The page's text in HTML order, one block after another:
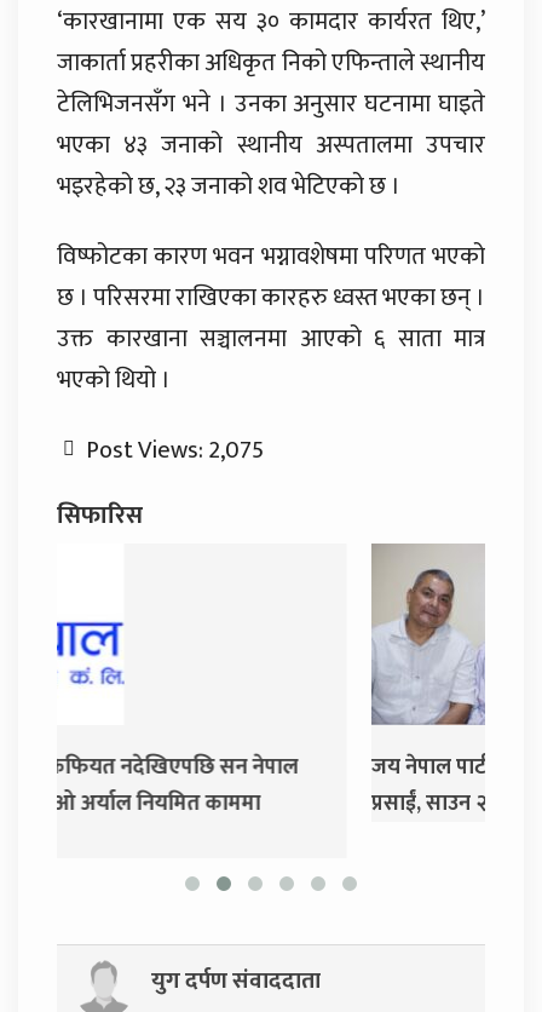
‘कारखानामा एक सय ३० कामदार कार्यरत थिए,’
जाकार्ता प्रहरीका अधिकृत निको एफिन्ताले स्थानीय
टेलिभिजनसँग भने । उनका अनुसार घटनामा घाइते
भएका ४३ जनाको स्थानीय अस्पतालमा उपचार
भइरहेको छ, २३ जनाको शव भेटिएको छ ।
विष्फोटका कारण भवन भग्नावशेषमा परिणत भएको
छ । परिसरमा राखिएका कारहरु ध्वस्त भएका छन् ।
उक्त कारखाना सञ्चालनमा आएको ६ साता मात्र
भएको थियो ।
Post Views:2,075
सिफारिस
जय नेपाल पार्टी खोल्दै धवल शम्शेर र दुर्गा
प्रसाईं, साउन २८ गते निर्वाचन आयोग जाने
युग दर्पण संवाददाता